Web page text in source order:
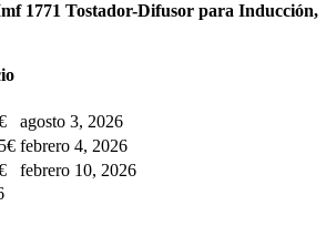
1771 Tostador-Difusor para Inducción,
agosto 3, 2026
febrero 4, 2026
febrero 10, 2026